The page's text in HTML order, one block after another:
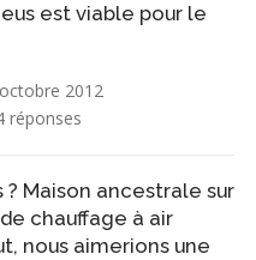
est viable pour le
2012
réponses
Maison ancestrale sur
chauffage à air
nous aimerions une